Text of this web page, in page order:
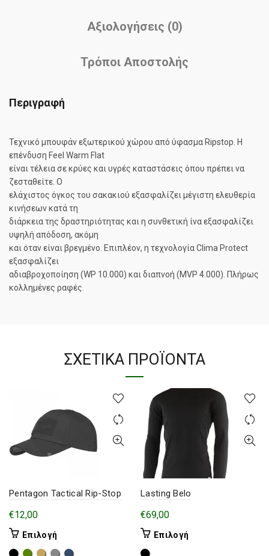
Αξιολογήσεις (0)
Τρόποι Αποστολής
Περιγραφή
Τεχνικό μπουφάν εξωτερικού χώρου από ύφασμα Ripstop. Η
επένδυση Feel Warm Flat
είναι τέλεια σε κρύες και υγρές καταστάσεις όπου πρέπει να
ζεσταθείτε. Ο
ελάχιστος όγκος του σακακιού εξασφαλίζει μέγιστη ελευθερία
κινήσεων κατά τη
διάρκεια της δραστηριότητας και η συνθετική ίνα εξασφαλίζει
υψηλή απόδοση, ακόμη
και όταν είναι βρεγμένο. Επιπλέον, η τεχνολογία Clima Protect
εξασφαλίζει
αδιαβροχοποίηση (WP 10.000) και διαπνοή (MVP 4.000). Πλήρως
κολλημένες ραφές.
ΣΧΕΤΙΚΆ ΠΡΟΪΌΝΤΑ
Pentagon Tactical Rip-Stop
€12,00
Επιλογή
το
Lasting Belo
€69,00
Επιλογή